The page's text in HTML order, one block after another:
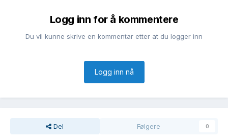
Logg inn for å kommentere
Du vil kunne skrive en kommentar etter at du logger inn
Logg inn nå
Del Følgere 0